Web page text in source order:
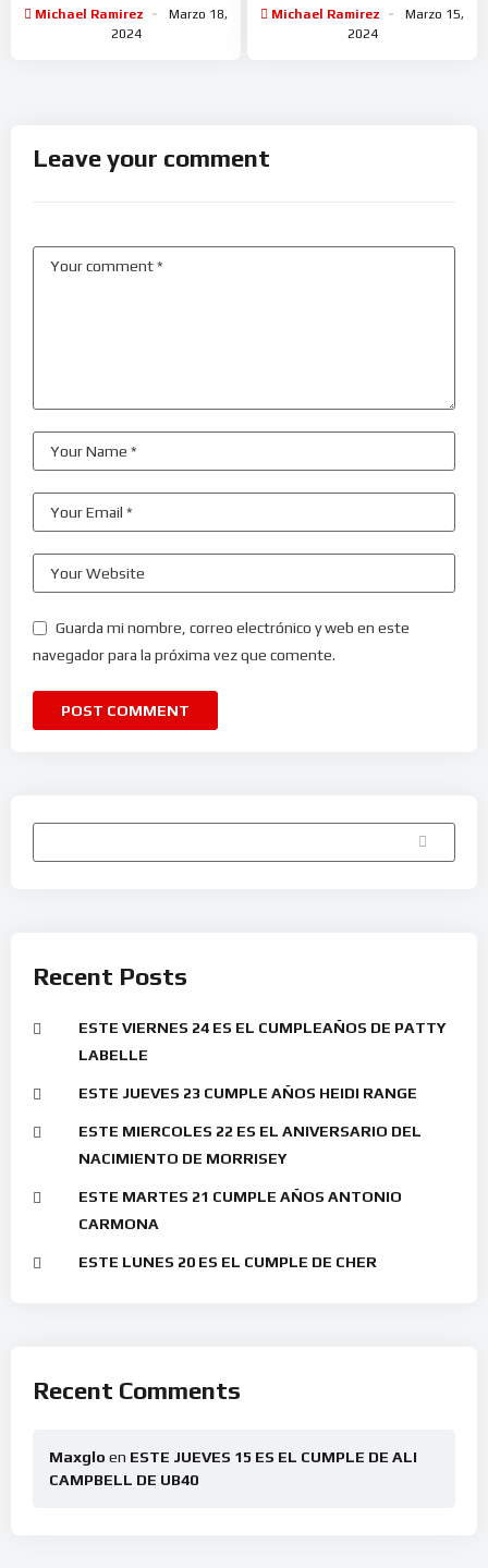
Michael Ramirez
Marzo 18,
2024
Michael Ramirez
Marzo 15,
2024
Leave your comment
Guarda mi nombre, correo electrónico y web en este
navegador para la próxima vez que comente.
Buscar
Recent Posts
ESTE VIERNES 24 ES EL CUMPLEAÑOS DE PATTY
LABELLE
ESTE JUEVES 23 CUMPLE AÑOS HEIDI RANGE
ESTE MIERCOLES 22 ES EL ANIVERSARIO DEL
NACIMIENTO DE MORRISEY
ESTE MARTES 21 CUMPLE AÑOS ANTONIO
CARMONA
ESTE LUNES 20 ES EL CUMPLE DE CHER
Recent Comments
Maxglo en ESTE JUEVES 15 ES EL CUMPLE DE ALI
CAMPBELL DE UB40